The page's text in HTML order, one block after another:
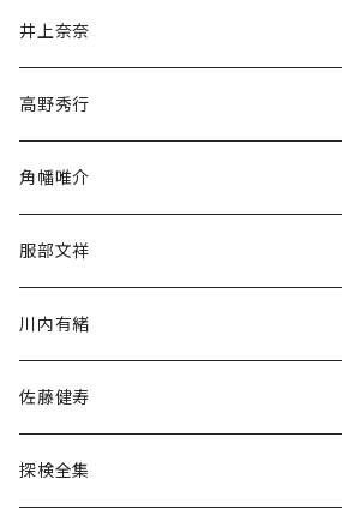
文学・小説・物語
随筆・ノンフィクション・その他
民族・風習
言語・ことば
井上奈奈
高野秀行
角幡唯介
服部文祥
川内有緒
佐藤健寿
探検全集